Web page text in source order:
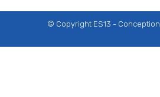
© Copyright ES13 - Conception